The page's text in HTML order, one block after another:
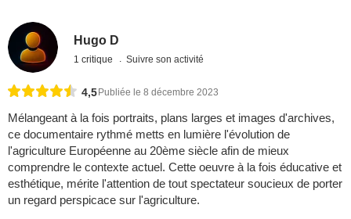
Hugo D
1 critique Suivre son activité
4,5Publiée le 8 décembre 2023
Mélangeant à la fois portraits, plans larges et images d'archives,
ce documentaire rythmé metts en lumière l'évolution de
l'agriculture Européenne au 20ème siècle afin de mieux
comprendre le contexte actuel. Cette oeuvre à la fois éducative et
esthétique, mérite l'attention de tout spectateur soucieux de porter
un regard perspicace sur l'agriculture.